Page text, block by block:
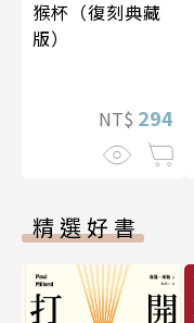
猴杯（復刻典藏
版）
NT$ 294
精選好書